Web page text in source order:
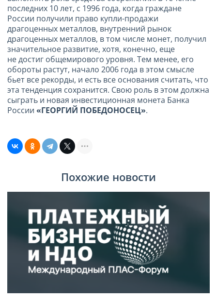
последних 10 лет, с 1996 года, когда граждане
России получили право купли-продажи
драгоценных металлов, внутренний рынок
драгоценных металлов, в том числе монет, получил
значительное развитие, хотя, конечно, еще
не достиг общемирового уровня. Тем менее, его
обороты растут, начало 2006 года в этом смысле
бьет все рекорды, и есть все основания считать, что
эта тенденция сохранится. Свою роль в этом должна
сыграть и новая инвестиционная монета Банка
России «ГЕОРГИЙ ПОБЕДОНОСЕЦ».
Похожие новости